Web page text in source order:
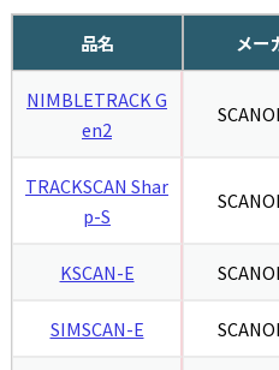
品名 メー
NIMBLETRACK G
en2
TRACKSCAN Shar
p-S
KSCAN-E
SIMSCAN-E